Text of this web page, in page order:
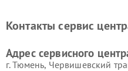
Контакты сервис
Адрес сервисного
г. Тюмень, ​Червишевский